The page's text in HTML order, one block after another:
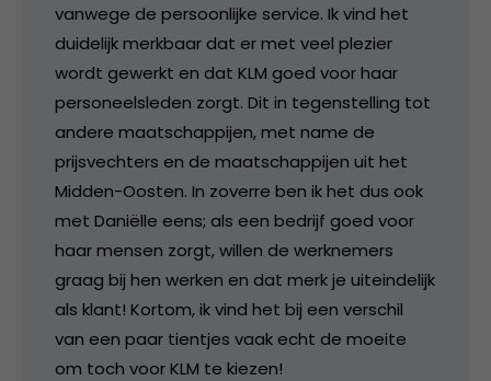
vanwege de persoonlijke service. Ik vind het
duidelijk merkbaar dat er met veel plezier
wordt gewerkt en dat KLM goed voor haar
personeelsleden zorgt. Dit in tegenstelling tot
andere maatschappijen, met name de
prijsvechters en de maatschappijen uit het
Midden-Oosten. In zoverre ben ik het dus ook
met Daniëlle eens; als een bedrijf goed voor
haar mensen zorgt, willen de werknemers
graag bij hen werken en dat merk je uiteindelijk
als klant! Kortom, ik vind het bij een verschil
van een paar tientjes vaak echt de moeite
om toch voor KLM te kiezen!